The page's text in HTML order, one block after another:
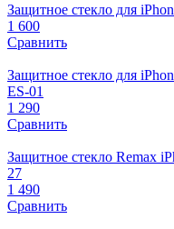
Защитное стекло для
1 600
Сравнить
Защитное стекло для
ES-01
1 290
Сравнить
Защитное стекло Remax
27
1 490
Сравнить